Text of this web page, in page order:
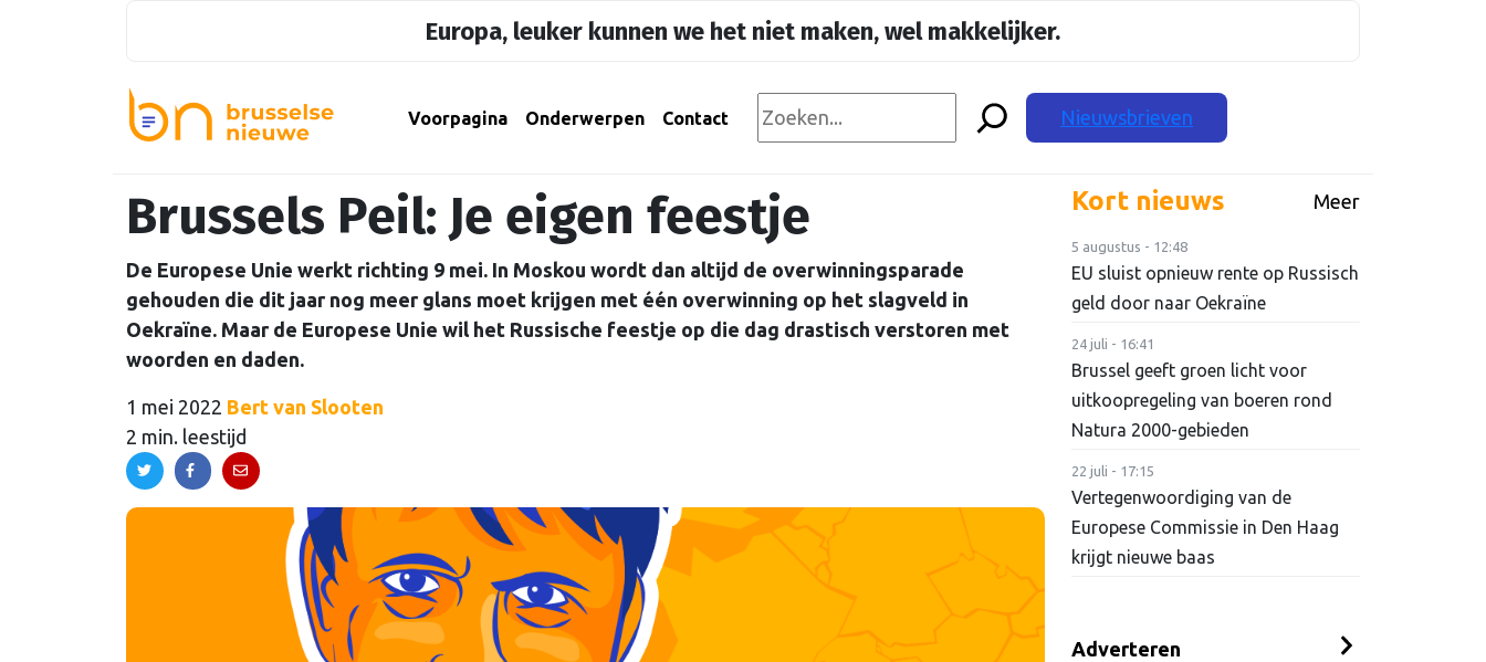
Europa, leuker kunnen we het niet maken, wel makkelijker.
Voorpagina Onderwerpen Contact Nieuwsbrieven
Brussels Peil: Je eigen feestje
De Europese Unie werkt richting 9 mei. In Moskou wordt dan altijd de overwinningsparade
gehouden die dit jaar nog meer glans moet krijgen met één overwinning op het slagveld in
Oekraïne. Maar de Europese Unie wil het Russische feestje op die dag drastisch verstoren met
woorden en daden.
1 mei 2022 Bert van Slooten
2 min. leestijd
Kort nieuws Meer
5 augustus - 12:48
EU sluist opnieuw rente op Russisch
geld door naar Oekraïne
24 juli - 16:41
Brussel geeft groen licht voor
uitkoopregeling van boeren rond
Natura 2000-gebieden
22 juli - 17:15
Vertegenwoordiging van de
Europese Commissie in Den Haag
krijgt nieuwe baas
Adverteren